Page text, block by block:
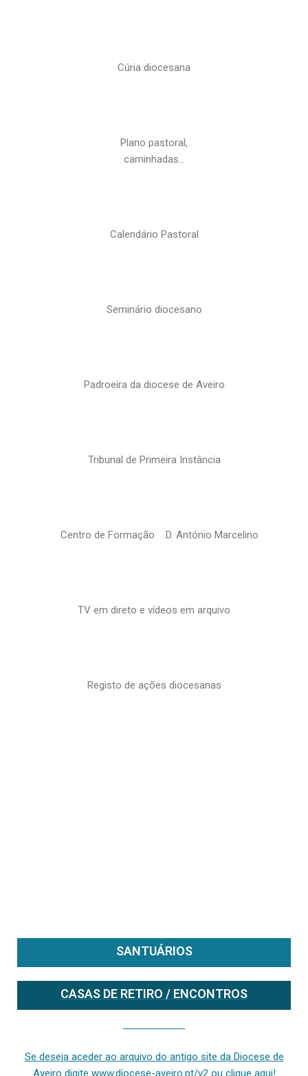
Cúria diocesana
Plano pastoral,
caminhadas…
Calendário Pastoral
Seminário diocesano
Padroeira da diocese de Aveiro
Tribunal de Primeira Instância
Centro de Formação D. António Marcelino
TV em direto e vídeos em arquivo
Registo de ações diocesanas
SANTUÁRIOS
CASAS DE RETIRO / ENCONTROS
Se deseja aceder ao arquivo do antigo site da Diocese de
Aveiro digite www.diocese-aveiro.pt/v2 ou clique aqui!